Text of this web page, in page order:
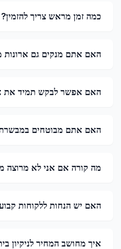
כמה זמן מראש צריך להזמין?
האם אתם מנקים גם ארונות
האם אפשר לבקש תמיד את
האם אתם מבוטחים במבשרת
מה קורה אם אני לא מרוצה
האם יש הנחות ללקוחות
איך מחושב המחיר לניקיון